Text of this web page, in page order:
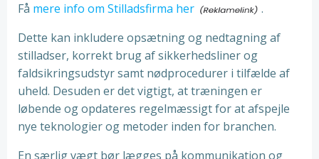
Få mere info om Stilladsfirma her
.
Dette kan inkludere opsætning og nedtagning af
stilladser, korrekt brug af sikkerhedsliner og
faldsikringsudstyr samt nødprocedurer i tilfælde af
uheld. Desuden er det vigtigt, at træningen er
løbende og opdateres regelmæssigt for at afspejle
nye teknologier og metoder inden for branchen.
En særlig vægt bør lægges på kommunikation og